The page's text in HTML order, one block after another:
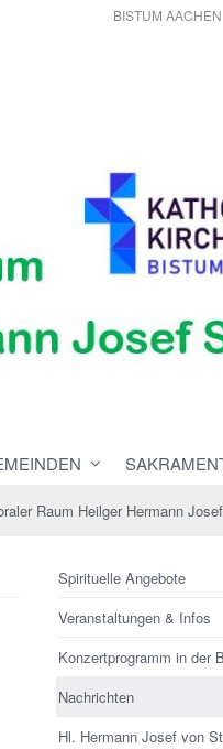
BISTUM AACHEN
Raum Heilger Hermann
Spirituelle Angebote
Veranstaltungen & Infos
Konzertprogramm in der
Nachrichten
Hl. Hermann Josef von